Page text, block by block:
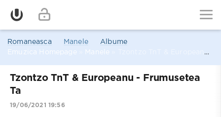
Romaneasca Manele
Albume
Emuzica Homepage
Manele
Tzontzo TnT & Europeanu - Frumusetea
Ta
19/06/2021 19:56